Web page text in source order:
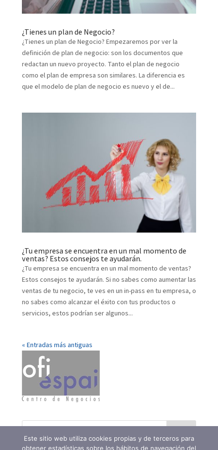
¿Tienes un plan de Negocio?
¿Tienes un plan de Negocio? Empezaremos por ver la
definición de plan de negocio: son los documentos que
redactan un nuevo proyecto. Tanto el plan de negocio
como el plan de empresa son similares. La diferencia es
que el modelo de plan de negocio es nuevo y el de...
¿Tu empresa se encuentra en un mal momento de
ventas? Estos consejos te ayudarán.
¿Tu empresa se encuentra en un mal momento de ventas?
Estos consejos te ayudarán. Si no sabes como aumentar las
ventas de tu negocio, te ves en un in-pass en tu empresa, o
no sabes como alcanzar el éxito con tus productos o
servicios, estos podrían ser algunos...
« Entradas más antiguas
Este sitio web utiliza cookies propias y de terceros para
obtener estadísticas sobre los hábitos de navegación del